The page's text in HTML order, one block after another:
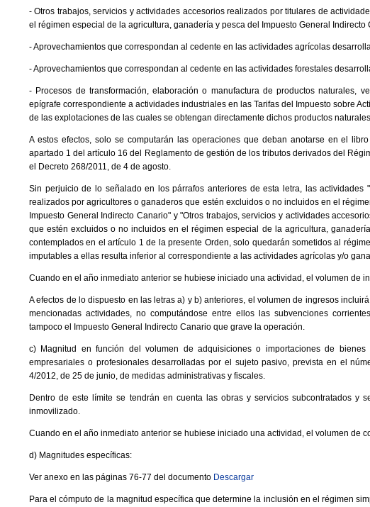
- Otros trabajos, servicios y actividades accesorios realizados por titulares de
el régimen especial de la agricultura, ganadería y pesca del Impuesto General Indirecto
- Aprovechamientos que correspondan al cedente en las actividades agrícolas
- Aprovechamientos que correspondan al cedente en las actividades forestales
- Procesos de transformación, elaboración o manufactura de productos naturales,
epígrafe correspondiente a actividades industriales en las Tarifas del Impuesto sobre
de las explotaciones de las cuales se obtengan directamente dichos productos
A estos efectos, solo se computarán las operaciones que deban anotarse en el
apartado 1 del artículo 16 del Reglamento de gestión de los tributos derivados del
el Decreto 268/2011, de 4 de agosto.
Sin perjuicio de lo señalado en los párrafos anteriores de esta letra, las actividades
realizados por agricultores o ganaderos que estén excluidos o no incluidos en el
Impuesto General Indirecto Canario" y "Otros trabajos, servicios y actividades
que estén excluidos o no incluidos en el régimen especial de la agricultura,
contemplados en el artículo 1 de la presente Orden, solo quedarán sometidos al
imputables a ellas resulta inferior al correspondiente a las actividades agrícolas y/o
Cuando en el año inmediato anterior se hubiese iniciado una actividad, el volumen de
A efectos de lo dispuesto en las letras a) y b) anteriores, el volumen de ingresos
mencionadas actividades, no computándose entre ellos las subvenciones
tampoco el Impuesto General Indirecto Canario que grave la operación.
c) Magnitud en función del volumen de adquisiciones o importaciones de
empresariales o profesionales desarrolladas por el sujeto pasivo, prevista en el
4/2012, de 25 de junio, de medidas administrativas y fiscales.
Dentro de este límite se tendrán en cuenta las obras y servicios subcontratados y
inmovilizado.
Cuando en el año inmediato anterior se hubiese iniciado una actividad, el volumen de
d) Magnitudes específicas:
Ver anexo en las páginas 76-77 del documento Descargar
Para el cómputo de la magnitud específica que determine la inclusión en el régimen